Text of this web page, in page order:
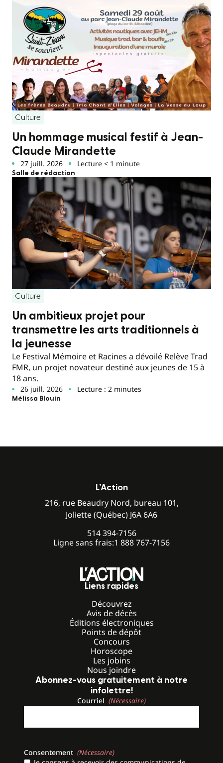
Culture
Un hommage musical festif à Jean-
Claude Mirandette
27 juill. 2026 Lecture < 1 minute
Salle de rédaction
Culture
Un ambitieux projet pour
transmettre les arts traditionnels à
la jeunesse
Le Festival Mémoire et Racines a dévoilé Relève Trad
FMR, un projet novateur destiné aux jeunes de 15 à
18 ans.
26 juill. 2026 Lecture : 2 minutes
Mélissa Blouin
L’Action
216, rue Beaudry Nord, bureau 101,
Joliette (Québec) J6A 6A6
514 394-7156
Ligne sans frais:1 888 767-7156
Liens rapides
Découvrez
Avis de décès
Éditions électroniques
Points de dépôt
Concours
Horoscope
Les jobins
Nous joindre
Abonnez-vous gratuitement à notre
infolettre!
Courriel (Nécessaire)
Consentement (Nécessaire)